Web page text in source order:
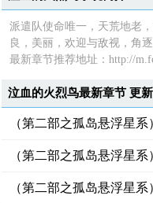
派遣队使命唯一，天荒地老
良，美丽，欢迎与敌视，角
最新章节推荐地址：http://
泣血的火烈鸟最新章节 更
（第二部之孤岛悬浮星
（第二部之孤岛悬浮星
（第二部之孤岛悬浮星